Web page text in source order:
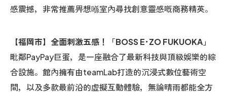
感震撼，非常推薦畀想喺室內尋找創意靈感嘅商務精英。
【福岡市】全面刺激五感！「BOSS E･ZO FUKUOKA」
毗鄰PayPay巨蛋，是一座融合了最新科技與頂級娛樂的綜
合設施。館內擁有由teamLab打造的沉浸式數位藝術空
間，以及多款最前沿的虛擬互動體驗，無論晴雨都能全方